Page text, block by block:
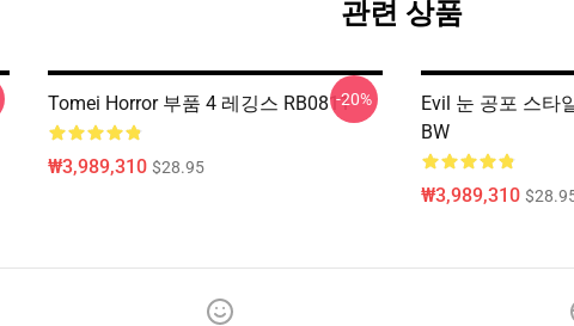
관련 상품
Tomei Horror 부품 4 레깅스 RB0811
₩3,989,310 $28.95
-20%
Evil 눈 공포 스타
BW
₩3,989,310